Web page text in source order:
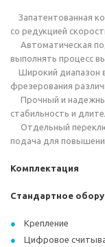
Запатентованная
со редукцией
Автоматическая
выполнять процесс
Широкий диапазон
фрезерования
Прочный и
стабильность и
Отдельный
подача для
Комплектация
Стандартное
Крепление
Цифровое